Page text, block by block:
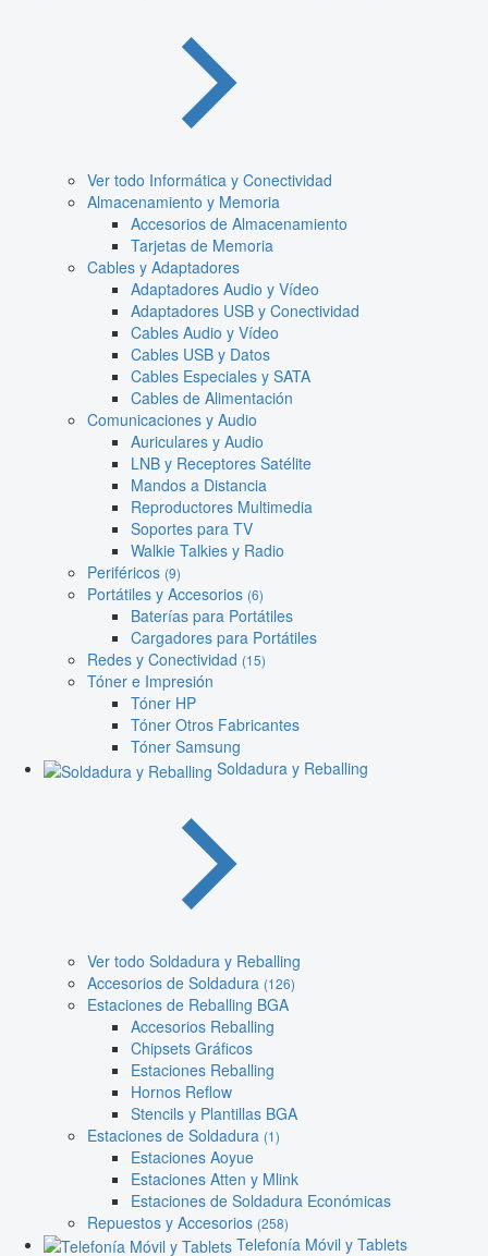
Ver todo Informática y Conectividad
Almacenamiento y Memoria
Accesorios de Almacenamiento
Tarjetas de Memoria
Cables y Adaptadores
Adaptadores Audio y Vídeo
Adaptadores USB y Conectividad
Cables Audio y Vídeo
Cables USB y Datos
Cables Especiales y SATA
Cables de Alimentación
Comunicaciones y Audio
Auriculares y Audio
LNB y Receptores Satélite
Mandos a Distancia
Reproductores Multimedia
Soportes para TV
Walkie Talkies y Radio
Periféricos (9)
Portátiles y Accesorios (6)
Baterías para Portátiles
Cargadores para Portátiles
Redes y Conectividad (15)
Tóner e Impresión
Tóner HP
Tóner Otros Fabricantes
Tóner Samsung
Soldadura y Reballing
Ver todo Soldadura y Reballing
Accesorios de Soldadura (126)
Estaciones de Reballing BGA
Accesorios Reballing
Chipsets Gráficos
Estaciones Reballing
Hornos Reflow
Stencils y Plantillas BGA
Estaciones de Soldadura (1)
Estaciones Aoyue
Estaciones Atten y Mlink
Estaciones de Soldadura Económicas
Repuestos y Accesorios (258)
Telefonía Móvil y Tablets